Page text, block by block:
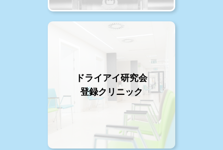
ドライアイ研究会
登録クリニック